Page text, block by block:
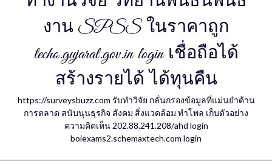
งาน SPSS ในราคาถูก
techo.gujarat.gov.in login เชื่อถือได้
สร้างรายได้ ได้ทุนคืน
https://surveysbuzz.com รับทำวิจัย กลั่นกรองข้อมูลที่แม่นยำด้าน
การตลาด สนับนุนธุรกิจ สังคม สิ่งแวดล้อม ทำโพล เก็บตัวอย่าง
ความคิดเห็น 202.88.241.208/ahd login
boiexams2.schemaxtech.com login